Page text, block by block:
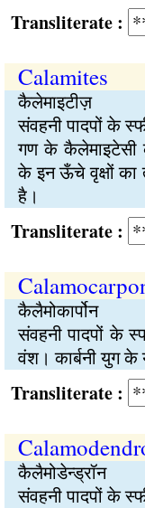
:
Calamites
कैलेमाइटीज़
संवहनी पादपों के
गण के कैलेमाइटेसी
के इन ऊँचे वृक्षों का
है।
:
कैलैमोकार्पोन
संवहनी पादपों के
वंश। कार्बनी युग के
:
कैलैमोडेन्ड्रॉन
संवहनी पादपों के